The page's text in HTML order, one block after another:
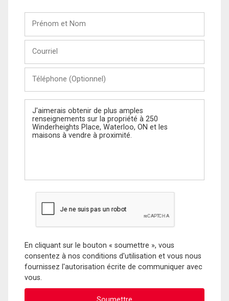
Nom
(Optionnel)
Message
En cliquant sur le bouton « soumettre », vous
consentez à nos conditions d'utilisation et vous nous
fournissez l'autorisation écrite de communiquer avec
vous.